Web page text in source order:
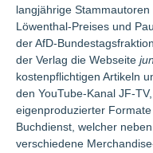
langjährige
Löwenthal-Preises und
der AfD-
der Verlag die Webseite
kostenpflichtigen Artikeln
den YouTube-Kanal JF-
eigenproduzierter
Buchdienst, welcher
verschiedene